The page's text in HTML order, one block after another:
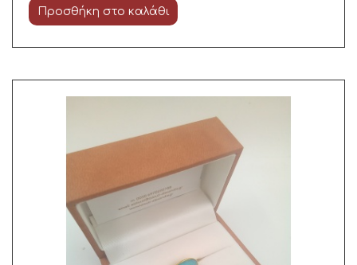
Προσθήκη στο καλάθι